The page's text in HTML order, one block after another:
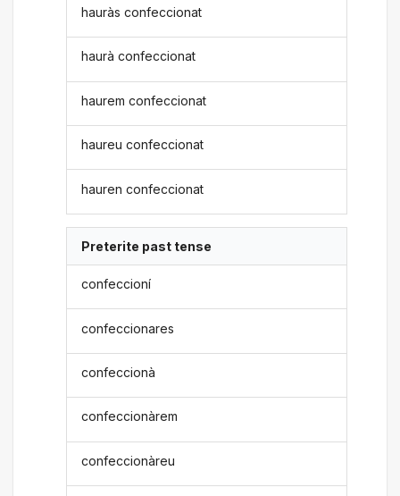
hauràs confeccionat
haurà confeccionat
haurem confeccionat
haureu confeccionat
hauren confeccionat
Preterite past tense
confeccioní
confeccionares
confeccionà
confeccionàrem
confeccionàreu